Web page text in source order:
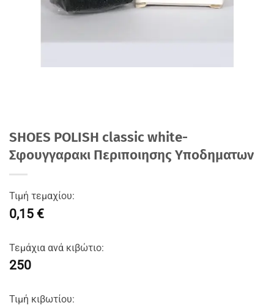
SHOES POLISH classic white-
Σφουγγαρακι Περιποιησης Υποδηματων
Τιμή τεμαχίου:
0,15 €
Τεμάχια ανά κιβώτιο:
250
Τιμή κιβωτίου: